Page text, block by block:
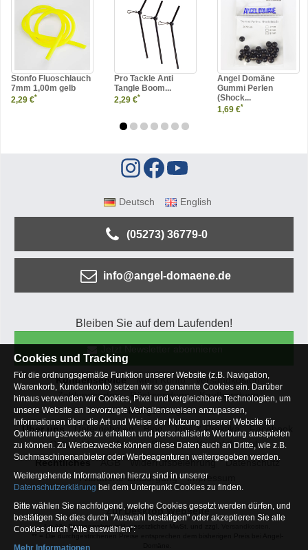
Stonfo Fluoschlauch
7mm 1,00m gelb
2,29 €*
Pro Tackle Anti
Tangle Boom...
2,29 €*
Angel Domäne
Gummi Perlen
(Shock...
1,69 €*
Deutsch English
(05273) 36779-0
info@angel-domaene.de
Bleiben Sie auf dem Laufenden!
Kundenservice Mein Konto
Versandkosten
Zahlungsarten
Rücksendung
Kaufberatung
Häufige Fragen
Über uns
Unternehmen Blog Jobs & Praktika
Facebook
Osterfeldsee
Archiv Sitemap
Kontaktformular
Rechtliches
AGB Widerrufsbelehrung
Datenschutz
Altbatterie-Entsorgung
Impressum
Zur Desktop Webseite
* = Alle Preisangaben inkl. gesetzlicher MwSt. und zzgl.
Cookies und Tracking
Für die ordnungsgemäße Funktion unserer Website (z.B. Navigation,
Warenkorb, Kundenkonto) setzen wir so genannte Cookies ein. Darüber
hinaus verwenden wir Cookies, Pixel und vergleichbare Technologien, um
unsere Website an bevorzugte Verhaltensweisen anzupassen,
Informationen über die Art und Weise der Nutzung unserer Website für
Optimierungszwecke zu erhalten und personalisierte Werbung ausspielen
zu können. Zu Werbezwecke können diese Daten auch an Dritte, wie z.B.
Suchmaschinenanbieter oder Werbeagenturen weitergegeben werden.
Weitergehende Informationen hierzu sind in unserer
Datenschutzerklärung bei dem Unterpunkt Cookies zu finden.
Bitte wählen Sie nachfolgend, welche Cookies gesetzt werden dürfen, und
bestätigen Sie dies durch "Auswahl bestätigen" oder akzeptieren Sie alle
Cookies durch "Alle auswählen":
Mehr Informationen